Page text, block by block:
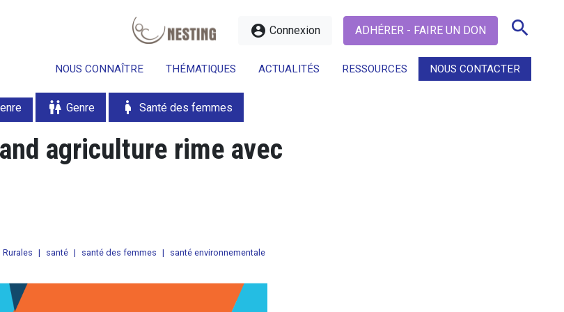
account_circle Connexion ADHÉRER - FAIRE UN DON search
NOUS CONNAÎTRE THÉMATIQUES ACTUALITÉS RESSOURCES NOUS CONTACTER
wc Genre pregnant_woman Santé des femmes
agriculture rime avec
Rurales | santé | santé des femmes | santé environnementale